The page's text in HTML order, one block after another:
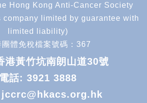
Hong Kong Anti-Cancer Society
company limited by guarantee with
limited liability)
團體免稅檔案號碼：367
港黃竹坑南朗山道30號
電話: 3921 3888
jccrc@hkacs.org.hk